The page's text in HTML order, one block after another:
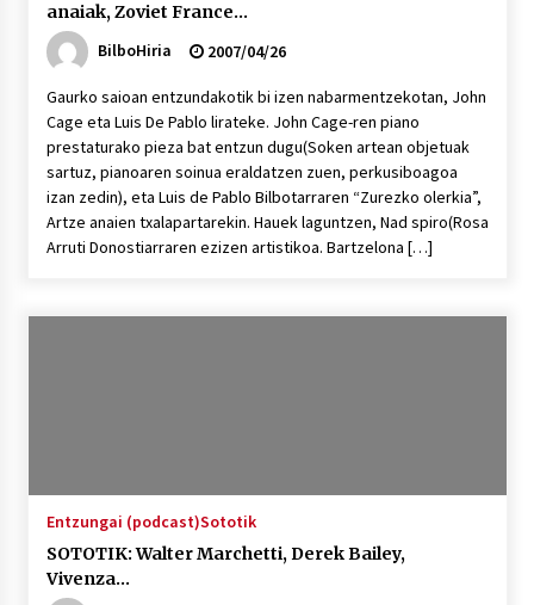
anaiak, Zoviet France…
BilboHiria
2007/04/26
Gaurko saioan entzundakotik bi izen nabarmentzekotan, John
Cage eta Luis De Pablo lirateke. John Cage-ren piano
prestaturako pieza bat entzun dugu(Soken artean objetuak
sartuz, pianoaren soinua eraldatzen zuen, perkusiboagoa
izan zedin), eta Luis de Pablo Bilbotarraren “Zurezko olerkia”,
Artze anaien txalapartarekin. Hauek laguntzen, Nad spiro(Rosa
Arruti Donostiarraren ezizen artistikoa. Bartzelona […]
Entzungai (podcast)Sototik
SOTOTIK: Walter Marchetti, Derek Bailey,
Vivenza…